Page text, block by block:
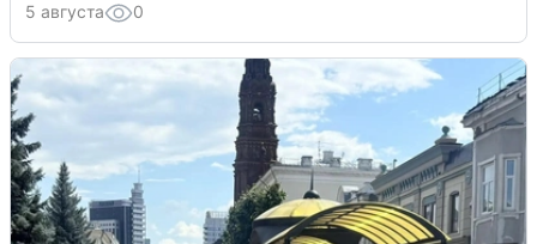
5 августа 0